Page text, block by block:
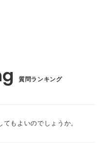
質問ランキング
もよいのでしょうか。